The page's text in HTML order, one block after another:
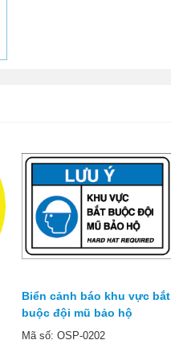
Biển cảnh báo khu vực bắt
buộc đội mũ bảo hộ
Mã số: OSP-0202